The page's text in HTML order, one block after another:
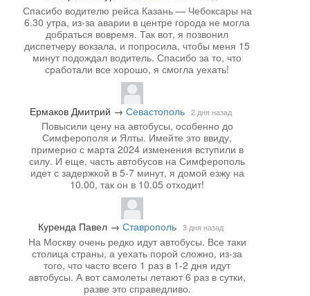
Спасибо водителю рейса Казань — Чебоксары на
6.30 утра, из-за аварии в центре города не могла
добраться вовремя. Так вот, я позвонил
диспетчеру вокзала, и попросила, чтобы меня 15
минут подождал водитель. Спасибо за то, что
сработали все хорошо, я смогла уехать!
Ермаков Дмитрий → Севастополь 2 дня назад
Повысили цену на автобусы, особенно до
Симферополя и Ялты. Имейте это ввиду,
примерно с марта 2024 изменения вступили в
силу. И еще, часть автобусов на Симферополь
идет с задержкой в 5-7 минут, я домой езжу на
10.00, так он в 10.05 отходит!
Куренда Павел→ Ставрополь 3 дня назад
На Москву очень редко идут автобусы. Все таки
столица страны, а уехать порой сложно, из-за
того, что часто всего 1 раз в 1-2 дня идут
автобусы. А вот самолеты летают 6 раз в сутки,
разве это справедливо.